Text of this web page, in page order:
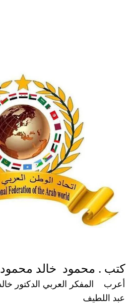
كتب . محمود  خالد محمود
عبد اللطيف